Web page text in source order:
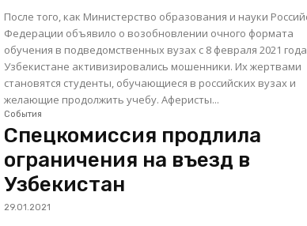
После того, как Министерство образования и науки
Федерации объявило о возобновлении очного формата
обучения в подведомственных вузах с 8 февраля 2021
Узбекистане активизировались мошенники. Их жертвами
становятся студенты, обучающиеся в российских вузах и
желающие продолжить учебу. Аферисты...
События
Спецкомиссия продлила
ограничения на въезд в
Узбекистан
29.01.2021